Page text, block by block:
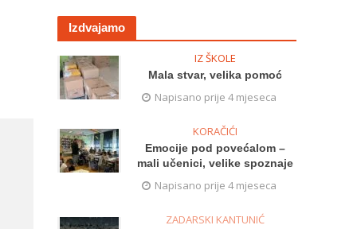
Izdvajamo
IZ ŠKOLE
Mala stvar, velika pomoć
Napisano prije 4 mjeseca
KORAČIĆI
Emocije pod povećalom –
mali učenici, velike spoznaje
Napisano prije 4 mjeseca
ZADARSKI KANTUNIĆ